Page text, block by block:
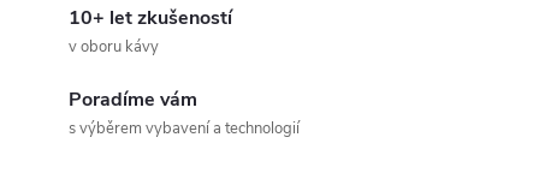
10+ let zkušeností
v oboru kávy
Poradíme vám
s výběrem vybavení a technologií